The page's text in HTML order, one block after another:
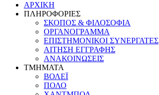
ΑΡΧΙΚΗ
ΠΛΗΡΟΦΟΡΙΕΣ
ΣΚΟΠΟΣ & ΦΙΛΟΣΟΦΙΑ
ΟΡΓΑΝΟΓΡΑΜΜΑ
ΕΠΙΣΤΗΜΟΝΙΚΟΙ ΣΥΝΕΡΓΑΤΕΣ
ΑΙΤΗΣΗ ΕΓΓΡΑΦΗΣ
ΑΝΑΚΟΙΝΩΣΕΙΣ
ΤΜΗΜΑΤΑ
ΒΟΛΕΪ
ΠΟΛΟ